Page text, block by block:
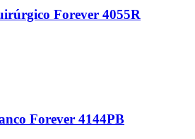
Forever 4055R
Forever 4144PB